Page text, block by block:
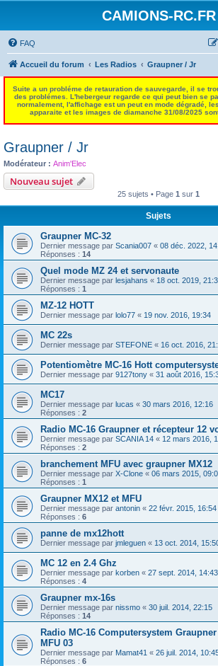
CAMIONS-RC.FR
FAQ
Accueil du forum Les Radios Graupner / Jr
Suite a un probléme de retauration de sauvegarde, il se
des problémes. L'hebergeur regarde ce qui peut bien se
normalement, l'affichage est un peut en mode dégradé,
apparaite et les images de diamanche 31/08/2025
Graupner / Jr
Modérateur : Anim'Elec
Nouveau sujet
25 sujets • Page 1 sur 1
Sujets
Graupner MC-32
Dernier message par Scania007 « 08 déc. 2022,
Réponses : 14
Quel mode MZ 24 et servonaute
Dernier message par lesjahans « 18 oct. 2019,
Réponses : 1
MZ-12 HOTT
Dernier message par lolo77 « 19 nov. 2016, 19:34
MC 22s
Dernier message par STEFONE « 16 oct. 2016,
Potentiomètre MC-16 Hott
Dernier message par 9127tony « 31 août 2016,
MC17
Dernier message par lucas « 30 mars 2016, 12:16
Réponses : 2
Radio MC-16 Graupner et récepteur 12
Dernier message par SCANIA 14 « 12 mars 2016,
Réponses : 2
branchement MFU avec graupner MX12
Dernier message par X-Clone « 06 mars 2015,
Réponses : 1
Graupner MX12 et MFU
Dernier message par antonin « 22 févr. 2015, 16:54
Réponses : 6
panne de mx12hott
Dernier message par jmleguen « 13 oct. 2014,
MC 12 en 2.4 Ghz
Dernier message par korben « 27 sept. 2014, 14:43
Réponses : 4
Graupner mx-16s
Dernier message par nissmo « 30 juil. 2014, 22:15
Réponses : 14
Radio MC-16 Computersystem
MFU 03
Dernier message par Mamat41 « 26 juil. 2014,
Réponses : 6